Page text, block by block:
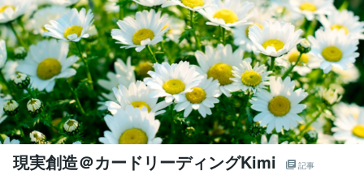
現実創造＠カードリーディングKimi 記事